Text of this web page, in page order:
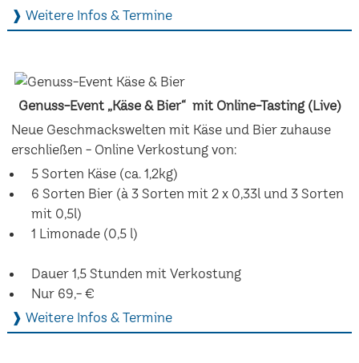
❱ Weitere Infos & Termine
Genuss-Event „Käse & Bier“ mit Online-Tasting (Live)
Neue Geschmackswelten mit Käse und Bier zuhause
erschließen - Online Verkostung von:
5 Sorten Käse (ca. 1,2kg)
6 Sorten Bier (à 3 Sorten mit 2 x 0,33l und 3 Sorten
mit 0,5l)
1 Limonade (0,5 l)
Dauer 1,5 Stunden mit Verkostung
Nur 69,- €
❱ Weitere Infos & Termine